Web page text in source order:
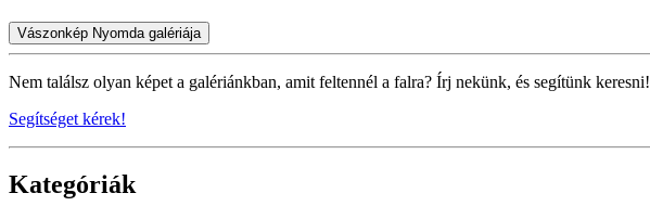
Vászonkép Nyomda galériája
Nem találsz olyan képet a galériánkban, amit feltennél a falra? Írj nekünk, és segítünk keresni!
Segítséget kérek!
Kategóriák